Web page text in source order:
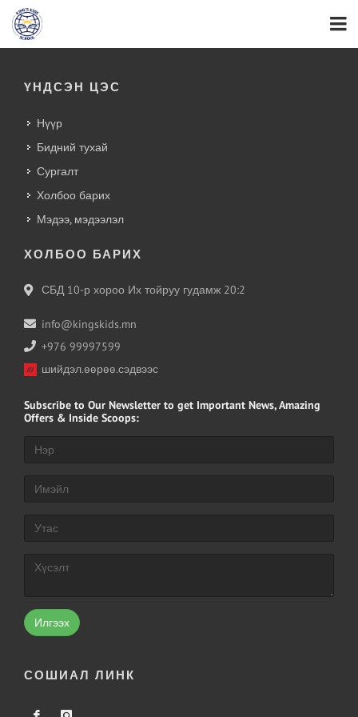
ҮНДСЭН ЦЭС
Нүүр
Бидний тухай
Сургалт
Холбоо барих
Мэдээ, мэдээлэл
ХОЛБОО БАРИХ
СБД 10-р хороо Их тойруу гудамж 20:2
info@kingskids.mn
+976 99997599
шийдэл.өөрөө.сэдвээс
Subscribe to Our Newsletter to get Important News, Amazing
Offers & Inside Scoops:
Илгээх
СОШИАЛ ЛИНК